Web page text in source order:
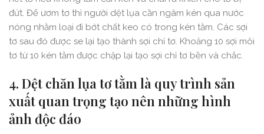
đứt. Để ươm tơ thì người dệt lụa cần ngâm kén qua nước
nóng nhằm loại đi bớt chất keo có trong kén tằm. Các sợi
tơ sau đó được se lại tạo thành sợi chỉ tơ. Khoảng 10 sợi môi
tơ từ 10 kén tằm được chập lại tạo sợi chỉ tơ bền và chắc.
4. Dệt chăn lụa tơ tằm là quy trình sản
xuất quan trọng tạo nên những hình
ảnh độc đáo